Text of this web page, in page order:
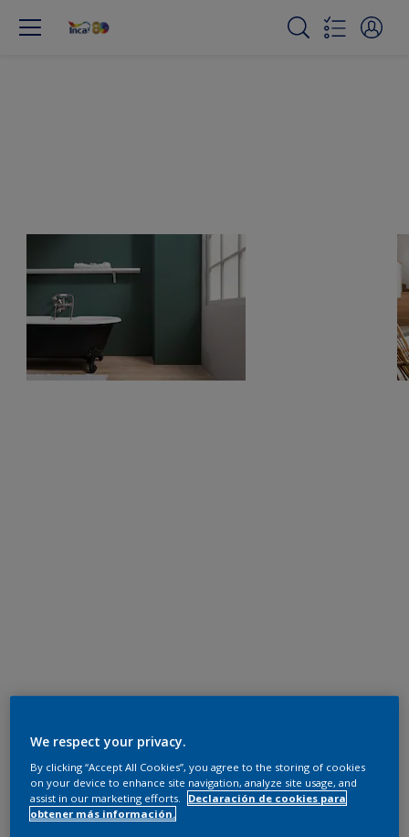
We respect your privacy.
By clicking “Accept All Cookies”, you agree to the storing of cookies
on your device to enhance site navigation, analyze site usage, and
assist in our marketing efforts.
Declaración de cookies para
obtener más información.